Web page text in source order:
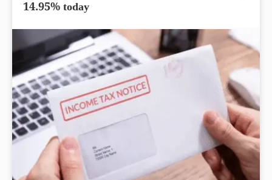
14.95% today